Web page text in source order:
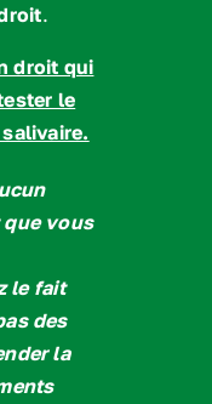
.
droit qui
le
vous
le fait
des
la